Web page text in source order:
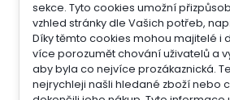
sekce. Tyto cookies umožní
vzhled stránky dle Vašich potřeb,
Díky těmto cookies mohou majitelé i
více porozumět chování uživatelů a
aby byla co nejvíce prozákaznická.
nejrychleji našli hledané zboží nebo